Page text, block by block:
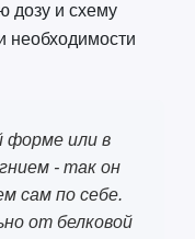
дозу и схему
необходимости
форме или в
- так он
сам по себе.
от белковой